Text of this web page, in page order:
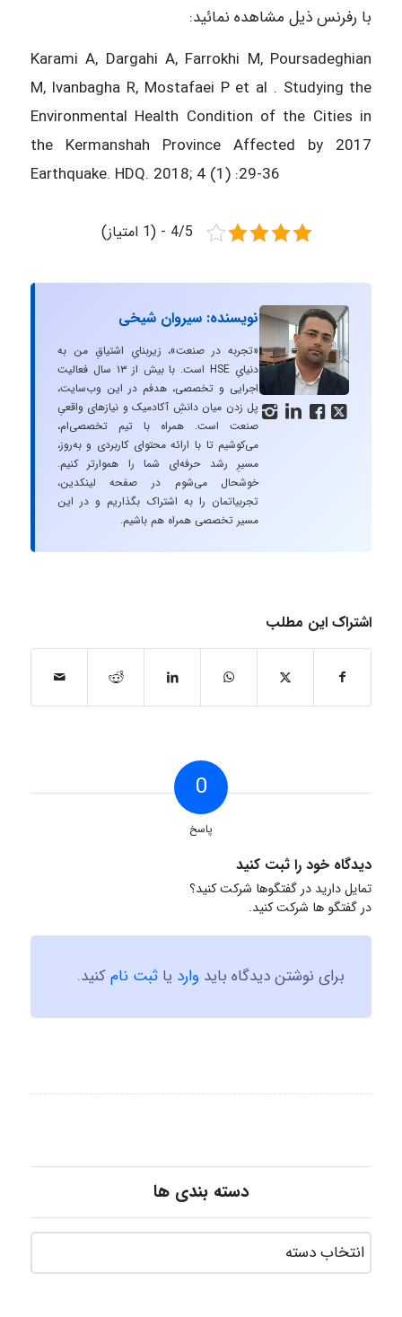
با رفرنس ذیل مشاهده نمائید:
Karami A, Dargahi A, Farrokhi M, Poursadeghian
M, Ivanbagha R, Mostafaei P et al . Studying the
Environmental Health Condition of the Cities in
the Kermanshah Province Affected by 2017
Earthquake. HDQ. 2018; 4 (1) :29-36
4/5 - (1 امتیاز)
   
نویسنده: سیروان شیخی
«تجربه در صنعت»، زیربنایِ اشتیاقِ من به
دنیایِ HSE است. با بیش از ۱۳ سال فعالیت
اجرایی و تخصصی، هدفم در این وب‌سایت،
پل زدن میان دانشِ آکادمیک و نیازهای واقعیِ
صنعت است. همراه با تیم تخصصی‌ام،
می‌کوشیم تا با ارائه محتوای کاربردی و به‌روز،
مسیرِ رشد حرفه‌ای شما را هموارتر کنیم.
خوشحال می‌شوم در صفحه لینکدین،
تجربیاتمان را به اشتراک بگذاریم و در این
مسیر تخصصی همراه هم باشیم.
اشتراک این مطلب
0
پاسخ
دیدگاه خود را ثبت کنید
تمایل دارید در گفتگوها شرکت کنید؟
در گفتگو ها شرکت کنید.
برای نوشتن دیدگاه باید وارد یا ثبت نامکنید.
دسته بندی ها